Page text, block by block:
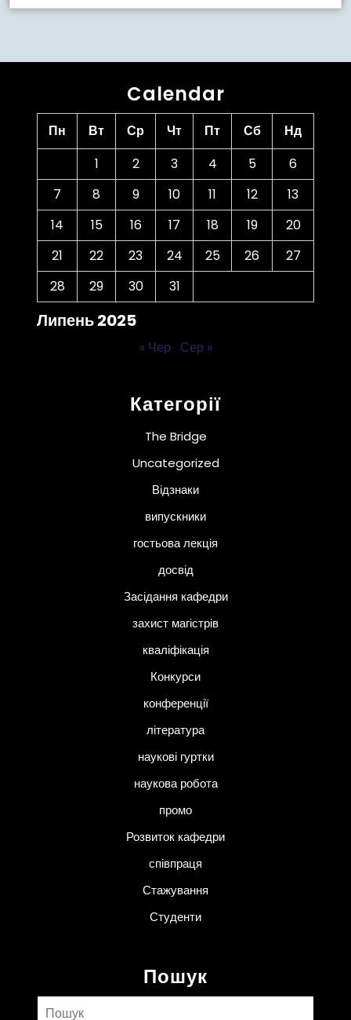
Calendar
Липень 2025
Пн Вт Ср Чт Пт Сб
Нд
1
2 3 4 5
6
7
8 9 10 11 12
13
14
15 16 17 18 19
20
21
22 23 24 25 26
27
28
29 30 31
« Чер Сер »
Категорії
The Bridge
Uncategorized
Відзнаки
випускники
гостьова лекція
досвід
Засідання кафедри
захист магістрів
кваліфікація
Конкурси
конференції
література
наукові гуртки
наукова робота
промо
Розвиток кафедри
співпраця
Стажування
Студенти
Пошук
Пошук: